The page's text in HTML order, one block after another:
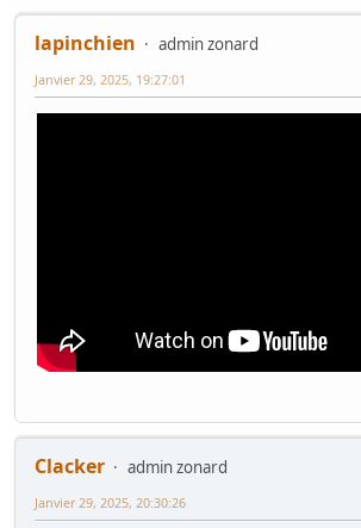
lapinchien
admin zonard
Janvier 29, 2025, 19:27:01
Clacker
admin zonard
Janvier 29, 2025, 20:30:26